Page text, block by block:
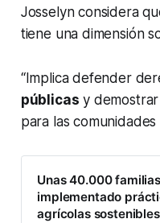
Josselyn considera
tiene una dimensión
“Implica defender
públicas y
para las comunidades
Unas 40.000
implementado
agrícolas sostenibles